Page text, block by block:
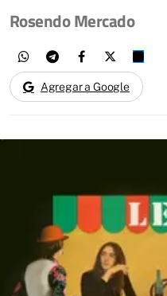
Rosendo Mercado
Agregar a Google